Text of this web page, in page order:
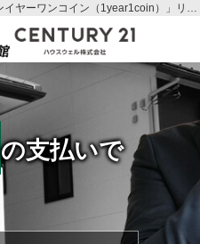
住宅ローンの支払いでお困りお方へ「ワンイヤーワンコイン（1year1coin）」リースバック｜さいたま市の中古物件【不動産売却・売却査定】ならハウスウェル
の支払いで